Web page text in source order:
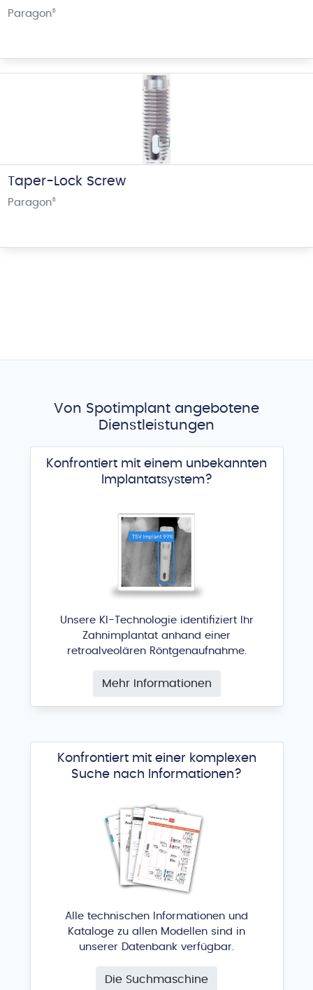
Paragon®
Taper-Lock Screw
Paragon®
Von Spotimplant angebotene
Dienstleistungen
Konfrontiert mit einem unbekannten
Implantatsystem?
Unsere KI-Technologie identifiziert Ihr
Zahnimplantat anhand einer
retroalveolären Röntgenaufnahme.
Mehr Informationen
Konfrontiert mit einer komplexen
Suche nach Informationen?
Alle technischen Informationen und
Kataloge zu allen Modellen sind in
unserer Datenbank verfügbar.
Die Suchmaschine